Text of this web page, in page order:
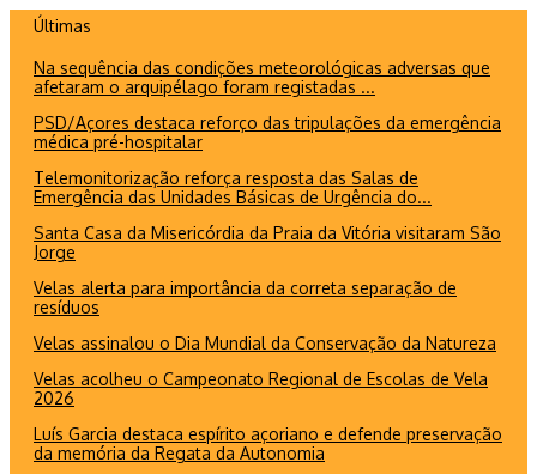
conteúdo
Últimas
Na sequência das condições meteorológicas adversas que
afetaram o arquipélago foram registadas ...
PSD/Açores destaca reforço das tripulações da emergência
médica pré-hospitalar
Telemonitorização reforça resposta das Salas de
Emergência das Unidades Básicas de Urgência do...
Santa Casa da Misericórdia da Praia da Vitória visitaram São
Jorge
Velas alerta para importância da correta separação de
resíduos
Velas assinalou o Dia Mundial da Conservação da Natureza
Velas acolheu o Campeonato Regional de Escolas de Vela
2026
Luís Garcia destaca espírito açoriano e defende preservação
da memória da Regata da Autonomia